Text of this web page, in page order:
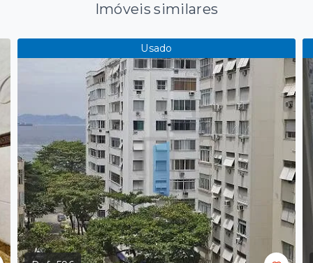
Imóveis similares
Usado